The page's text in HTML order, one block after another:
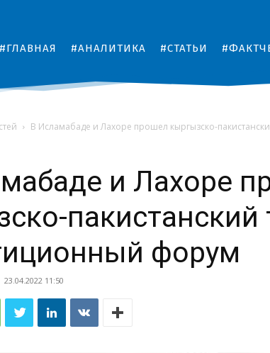
#ГЛАВНАЯ #АНАЛИТИКА #СТАТЬИ
В Исламабаде и Лахоре прошел кыргызско-
и Лахоре
пакистанский
форум
23.04.2022 11:50